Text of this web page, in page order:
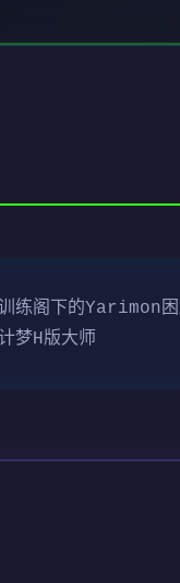
练阁下的Yarimon
梦H版大师